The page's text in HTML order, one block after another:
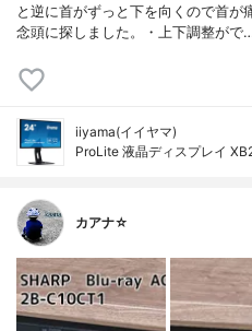
と逆に首がずっと下を向くので首
念頭に探しました。・上下調整がで
iiyama(イイヤマ)
ProLite 液晶ディスプレイ
カアナ☆